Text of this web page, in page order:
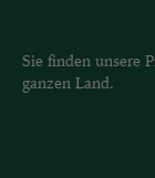
Sie finden unsere
ganzen Land.